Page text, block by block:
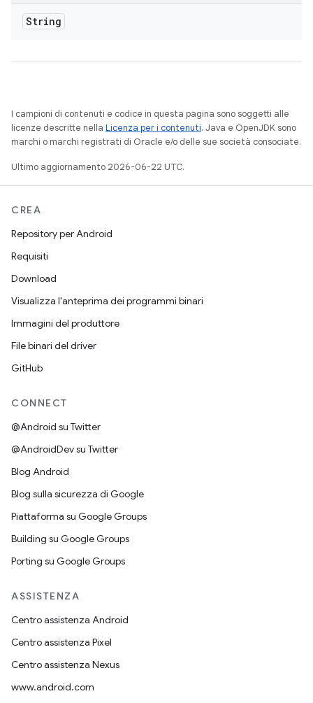
String
I campioni di contenuti e codice in questa pagina sono soggetti alle
licenze descritte nella Licenza per i contenuti. Java e OpenJDK sono
marchi o marchi registrati di Oracle e/o delle sue società consociate.
Ultimo aggiornamento 2026-06-22 UTC.
CREA
Repository per Android
Requisiti
Download
Visualizza l'anteprima dei programmi binari
Immagini del produttore
File binari del driver
GitHub
CONNECT
@Android su Twitter
@AndroidDev su Twitter
Blog Android
Blog sulla sicurezza di Google
Piattaforma su Google Groups
Building su Google Groups
Porting su Google Groups
ASSISTENZA
Centro assistenza Android
Centro assistenza Pixel
Centro assistenza Nexus
www.android.com